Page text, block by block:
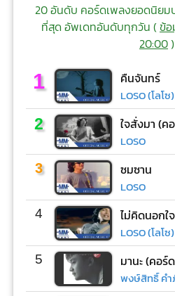
20 อันดับ คอร์ดเพลงยอดนิยม
ที่สุด อัพเดทอันดับทุกวัน (ข้
20:00)
1 คืนจันทร์
LOSO (โลโซ)
2 ใจสั่งมา (ค
LOSO
3 ซมซาน
LOSO
4 ไม่คิดนอกใ
LOSO (โลโซ)
5 มานะ (คอร์
พงษ์สิทธิ์ ค